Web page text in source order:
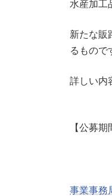
水産加工
新たな販
るもので
詳しい内
【公募
第2
第3
事業事務